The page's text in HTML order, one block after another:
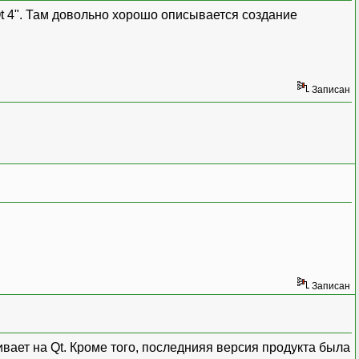
Там довольно хорошо описывается создание
Записан
Записан
на Qt. Кроме того, последнияя версия продукта была